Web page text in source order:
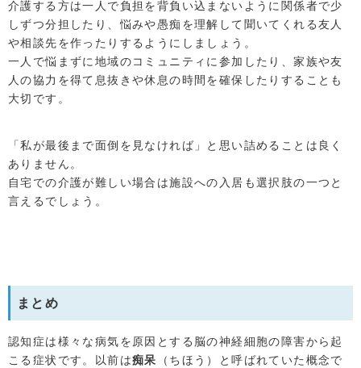
介護する方は一人で負担を背負い込まないように関係者で少
しずつ分担したり、悩みや愚痴を理解して聞いてくれる友人
や相談先を作ったりするようにしましょう。
一人で悩まずに地域のコミュニティに参加したり、家族や友
人の協力を得て息抜きや休息の時間を確保したりすることも
大切です。
「私が最後まで面倒を見なければ」と思い詰めることは良く
ありません。
自宅での介護が難しい場合は施設への入居も選択肢の一つと
言えるでしょう。
まとめ
認知症は様々な病気を原因とする脳の神経細胞の障害から起
こる症状です。以前は痴呆
（ちほう）と呼ばれていた概念で